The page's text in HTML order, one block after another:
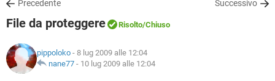
iOS
INSTAGRAM WHATSAPP
TIKTOK
HARDWARE
INSTAGRAM WHATSAPP
TIKTOK
COVID-19 GAMING
INTRATTENIMENTO
iOS WINDOWS 10
COVID-19 GAMING
INTRATTENIMENTO
GLOSSARIO
Precedente Successivo
File da proteggere Risolto/Chiuso
pippoloko - 8 lug 2009 alle 12:04
nane77 - 10 lug 2009 alle 12:04